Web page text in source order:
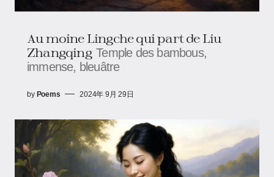
Au moine Lingche qui part de Liu
Zhangqing Temple des bambous,
immense, bleuâtre
by Poems 2024年 9月 29日